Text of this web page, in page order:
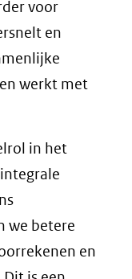
voor
en
werkt met
in het
we betere
en